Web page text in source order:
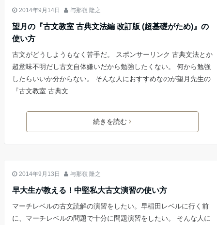
2014年9月14日
与那嶺 隆之
望月の『古文教室 古典文法編 改訂版 (超基礎がため)』の
使い方
古文がどうしようもなく苦手だ。 スポンサーリンク 古典文法とか
超意味不明だし古文自体嫌いだから勉強したくない。 何から勉強
したらいいか分からない。 そんな人におすすめなのが望月先生の
『古文教室 古典文
続きを読む
2014年9月13日
与那嶺 隆之
早大生が教える！中堅私大古文演習の使い方
マーチレベルの古文読解の演習をしたい。早稲田レベルに行く前
に、マーチレベルの問題で十分に問題演習をしたい。 そんな人に